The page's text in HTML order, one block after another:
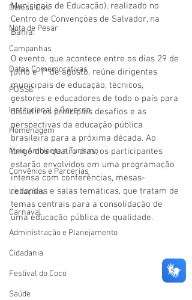
Defesa Civil
Nota de Pesar
Campanhas
Datas Comemorativas
POSSE
Institucional e Governo
Homenagem
Meio Ambiente e Turismo
Convênios e Parcerias
Licitações
Carnaval
Administração e Planejamento
Cidadania
Festival do Coco
Saúde
Municipais de Educação), realizado no
Centro de Convenções de Salvador, na
Bahia.
O evento, que acontece entre os dias 29 de
julho e 1º de agosto, reúne dirigentes
municipais de educação, técnicos,
gestores e educadores de todo o país para
discutir os principais desafios e as
perspectivas da educação pública
brasileira para a próxima década. Ao
longo dos quatro dias, os participantes
estarão envolvidos em uma programação
intensa com conferências, mesas-
redondas e salas temáticas, que tratam de
temas centrais para a consolidação de
uma educação pública de qualidade.